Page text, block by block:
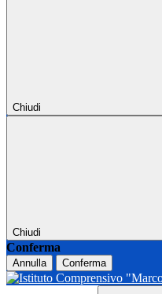
Chiudi
Chiudi
Conferma
Annulla Conferma